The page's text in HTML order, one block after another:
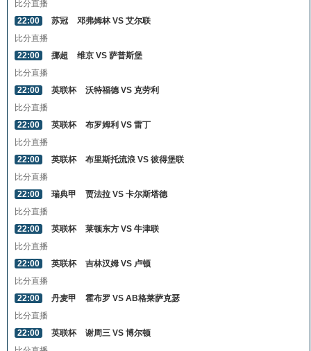
比分直播
22:00
苏冠
邓弗姆林 VS 艾尔联
比分直播
22:00
挪超
维京 VS 萨普斯堡
比分直播
22:00
英联杯
沃特福德 VS 克劳利
比分直播
22:00
英联杯
布罗姆利 VS 雷丁
比分直播
22:00
英联杯
布里斯托流浪 VS 彼得堡联
比分直播
22:00
瑞典甲
贾法拉 VS 卡尔斯塔德
比分直播
22:00
英联杯
莱顿东方 VS 牛津联
比分直播
22:00
英联杯
吉林汉姆 VS 卢顿
比分直播
22:00
丹麦甲
霍布罗 VS AB格莱萨克瑟
比分直播
22:00
英联杯
谢周三 VS 博尔顿